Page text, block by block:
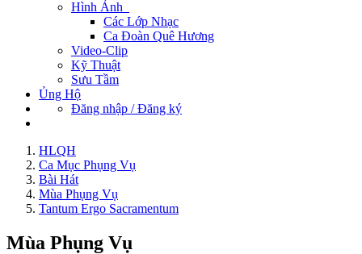
Hình Ảnh
Các Lớp Nhạc
Ca Đoàn Quê Hương
Video-Clip
Kỹ Thuật
Sưu Tầm
Ủng Hộ
Đăng nhập / Đăng ký
HLQH
Ca Mục Phụng Vụ
Bài Hát
Mùa Phụng Vụ
Tantum Ergo Sacramentum
Mùa Phụng Vụ